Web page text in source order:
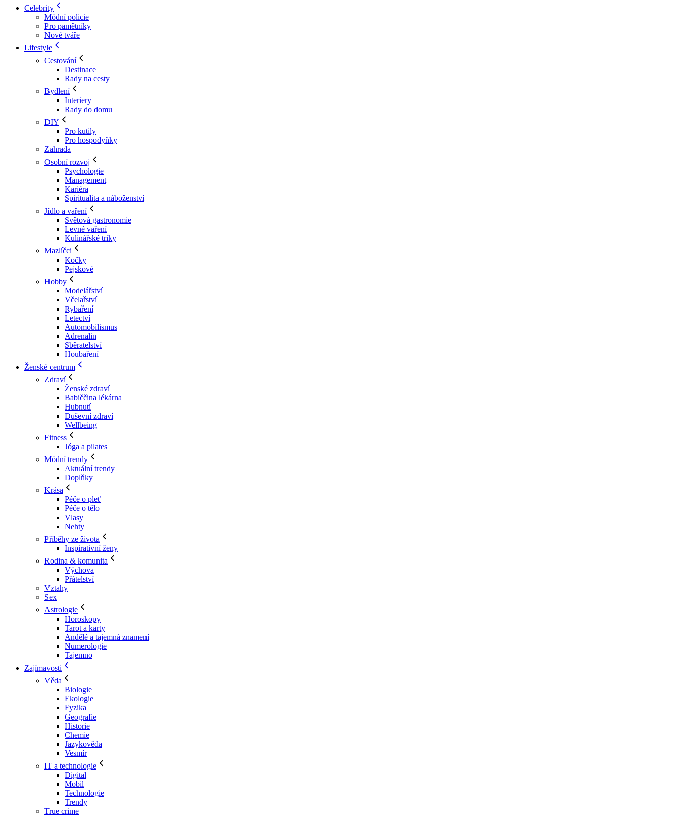
Celebrity
Módní policie
Pro pamětníky
Nové tváře
Lifestyle
Cestování
Destinace
Rady na cesty
Bydlení
Interiery
Rady do domu
DIY
Pro kutily
Pro hospodyňky
Zahrada
Osobní rozvoj
Psychologie
Management
Kariéra
Spiritualita a náboženství
Jídlo a vaření
Světová gastronomie
Levné vaření
Kulinářské triky
Mazlíčci
Kočky
Pejskové
Hobby
Modelářství
Včelařství
Rybaření
Letectví
Automobilismus
Adrenalin
Sběratelství
Houbaření
Ženské centrum
Zdraví
Ženské zdraví
Babiččina lékárna
Hubnutí
Duševní zdraví
Wellbeing
Fitness
Jóga a pilates
Módní trendy
Aktuální trendy
Doplňky
Krása
Péče o pleť
Péče o tělo
Vlasy
Nehty
Příběhy ze života
Inspirativní ženy
Rodina & komunita
Výchova
Přátelství
Vztahy
Sex
Astrologie
Horoskopy
Tarot a karty
Andělé a tajemná znamení
Numerologie
Tajemno
Zajímavosti
Věda
Biologie
Ekologie
Fyzika
Geografie
Historie
Chemie
Jazykověda
Vesmír
IT a technologie
Digital
Mobil
Technologie
Trendy
True crime